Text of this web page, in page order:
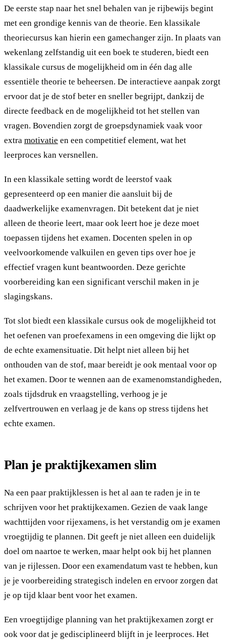
De eerste stap naar het snel behalen van je rijbewijs begint
met een grondige kennis van de theorie. Een klassikale
theoriecursus kan hierin een gamechanger zijn. In plaats van
wekenlang zelfstandig uit een boek te studeren, biedt een
klassikale cursus de mogelijkheid om in één dag alle
essentiële theorie te beheersen. De interactieve aanpak zorgt
ervoor dat je de stof beter en sneller begrijpt, dankzij de
directe feedback en de mogelijkheid tot het stellen van
vragen. Bovendien zorgt de groepsdynamiek vaak voor
extra motivatie en een competitief element, wat het
leerproces kan versnellen.
In een klassikale setting wordt de leerstof vaak
gepresenteerd op een manier die aansluit bij de
daadwerkelijke examenvragen. Dit betekent dat je niet
alleen de theorie leert, maar ook leert hoe je deze moet
toepassen tijdens het examen. Docenten spelen in op
veelvoorkomende valkuilen en geven tips over hoe je
effectief vragen kunt beantwoorden. Deze gerichte
voorbereiding kan een significant verschil maken in je
slagingskans.
Tot slot biedt een klassikale cursus ook de mogelijkheid tot
het oefenen van proefexamens in een omgeving die lijkt op
de echte examensituatie. Dit helpt niet alleen bij het
onthouden van de stof, maar bereidt je ook mentaal voor op
het examen. Door te wennen aan de examenomstandigheden,
zoals tijdsdruk en vraagstelling, verhoog je je
zelfvertrouwen en verlaag je de kans op stress tijdens het
echte examen.
Plan je praktijkexamen slim
Na een paar praktijklessen is het al aan te raden je in te
schrijven voor het praktijkexamen. Gezien de vaak lange
wachttijden voor rijexamens, is het verstandig om je examen
vroegtijdig te plannen. Dit geeft je niet alleen een duidelijk
doel om naartoe te werken, maar helpt ook bij het plannen
van je rijlessen. Door een examendatum vast te hebben, kun
je je voorbereiding strategisch indelen en ervoor zorgen dat
je op tijd klaar bent voor het examen.
Een vroegtijdige planning van het praktijkexamen zorgt er
ook voor dat je gedisciplineerd blijft in je leerproces. Het